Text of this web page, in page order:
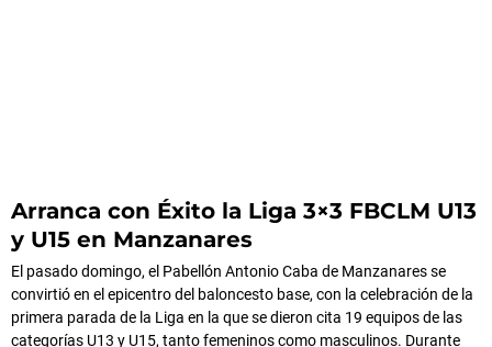
Arranca con Éxito la Liga 3×3 FBCLM U13
y U15 en Manzanares
El pasado domingo, el Pabellón Antonio Caba de Manzanares se
convirtió en el epicentro del baloncesto base, con la celebración de la
primera parada de la Liga en la que se dieron cita 19 equipos de las
categorías U13 y U15, tanto femeninos como masculinos. Durante